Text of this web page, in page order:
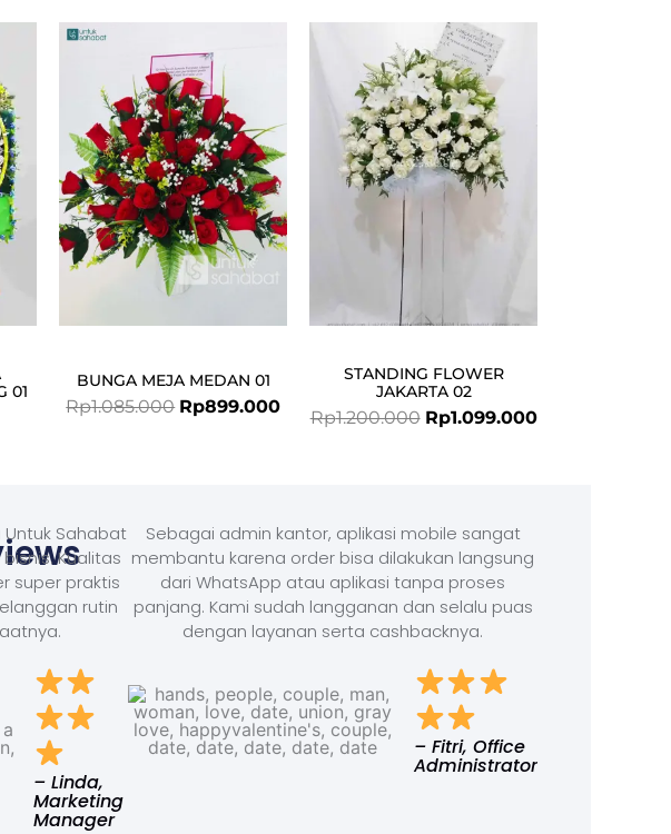
01
BUNGA MEJA MEDAN 01
Rp1.085.000
price
was:
Rp1.085.000.
Rp899.000
Rp899.000.
STANDING FLOWER
JAKARTA 02
Rp1.200.000
Original
price
was:
Rp1.200.000.
Rp1.099.000
Untuk Sahabat
Kualitas
super praktis
rutin
– Linda,
Marketing
Manager
Sebagai admin kantor, aplikasi mobile sangat
membantu karena order bisa dilakukan langsung
dari WhatsApp atau aplikasi tanpa proses
panjang. Kami sudah langganan dan selalu puas
dengan layanan serta cashbacknya.
– Fitri, Office
Administrator